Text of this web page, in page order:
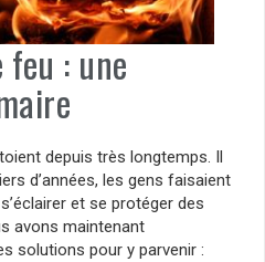
feu : une
depuis très longtemps. Il
d’années, les gens faisaient
et se protéger des
avons maintenant
solutions pour y parvenir :